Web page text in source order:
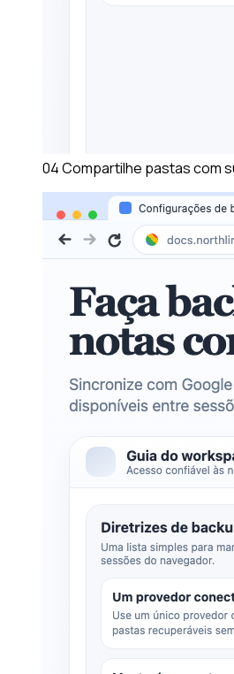
04Compartilhe pastas com